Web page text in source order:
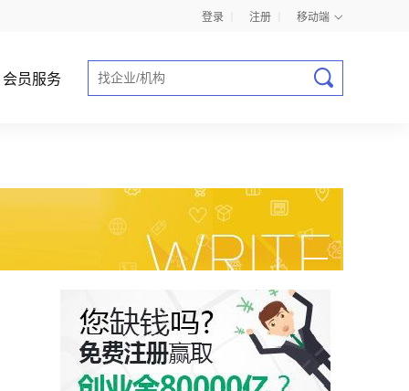
登录 注册 移动端
会员服务
商业计划书指导